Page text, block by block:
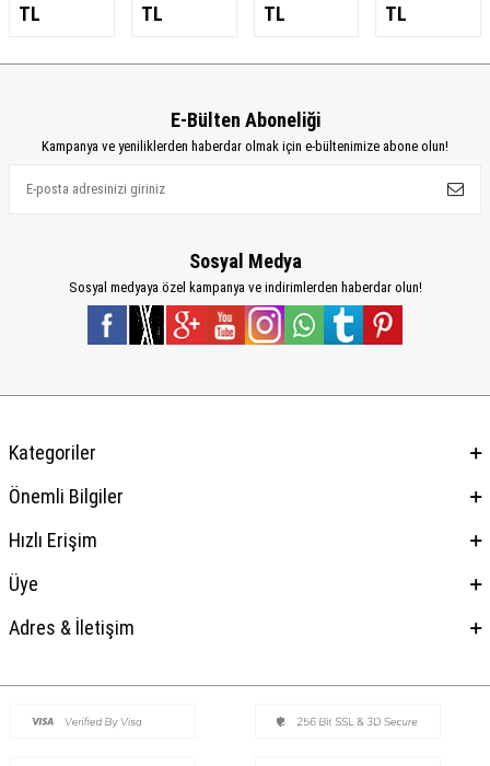
TL
TL
TL
TL
E-Bülten Aboneliği
Kampanya ve yeniliklerden haberdar olmak için e-bültenimize abone olun!
Sosyal Medya
Sosyal medyaya özel kampanya ve indirimlerden haberdar olun!
Kategoriler
Önemli Bilgiler
Hızlı Erişim
Üye
Adres & İletişim